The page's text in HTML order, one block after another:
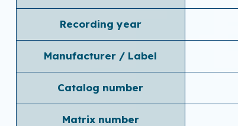
Recording year
Manufacturer / Label
Catalog number
Matrix number